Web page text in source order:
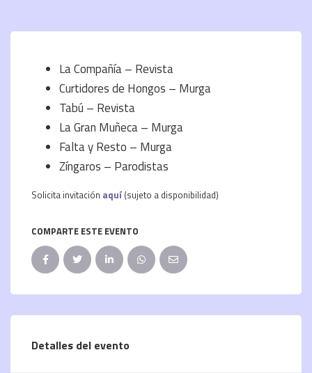
La Compañía – Revista
Curtidores de Hongos – Murga
Tabú – Revista
La Gran Muñeca – Murga
Falta y Resto – Murga
Zíngaros – Parodistas
Solicita invitación aquí (sujeto a disponibilidad)
COMPARTE ESTE EVENTO
Detalles del evento